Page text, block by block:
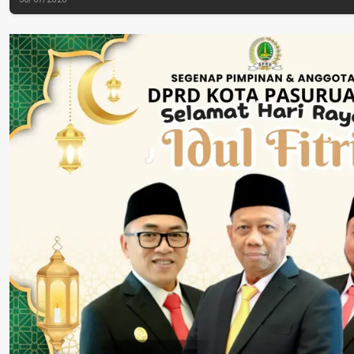
Perkuat Perang
Rokok Ilegal
Dinyatakan Tuntas
Tengah